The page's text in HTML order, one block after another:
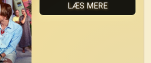
LÆS MERE